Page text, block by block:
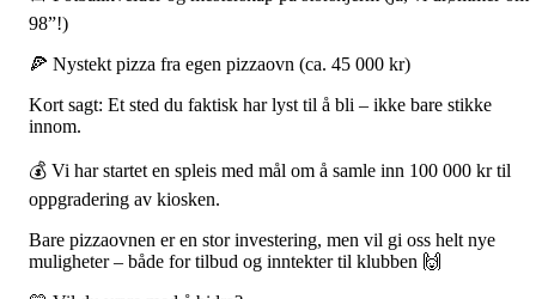
98”!)
🍕 Nystekt pizza fra egen pizzaovn (ca. 45 000 kr)
Kort sagt: Et sted du faktisk har lyst til å bli – ikke bare stikke
innom.
💰 Vi har startet en spleis med mål om å samle inn 100 000 kr til
oppgradering av kiosken.
Bare pizzaovnen er en stor investering, men vil gi oss helt nye
muligheter – både for tilbud og inntekter til klubben 🙌